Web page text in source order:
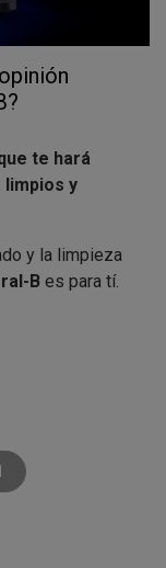
te hará
y
y la limpieza
B es para tí.
Oral B
el cepillo al
el cepillo
salud dental